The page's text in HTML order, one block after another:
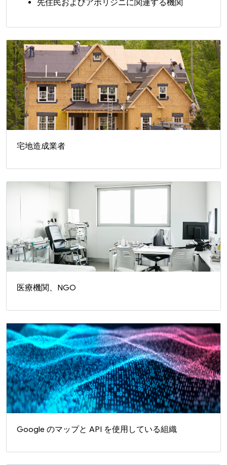
先住民およびアボリジニに関連する機関
宅地造成業者
医療機関、NGO
Google のマップと API を使用している組織